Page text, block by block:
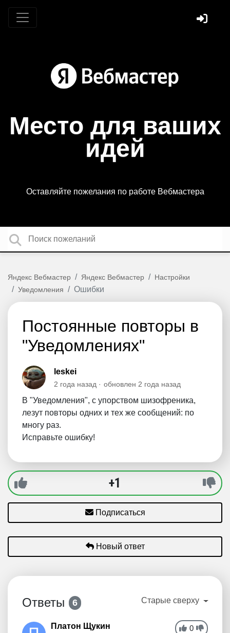
Место для ваших
идей
Оставляйте пожелания по работе Вебмастера
Яндекс Вебмастер Яндекс Вебмастер
Настройки
Уведомления
Ошибки
Постоянные повторы в
"Уведомлениях"
leskei
2 года назад обновлен 2 года назад
В "Уведомления", с упорством шизофреника,
лезут повторы одних и тех же сообщений: по
многу раз.
Исправьте ошибку!
+1
Подписаться
Новый ответ
Ответы 6 Старые сверху
0
Платон Щукин